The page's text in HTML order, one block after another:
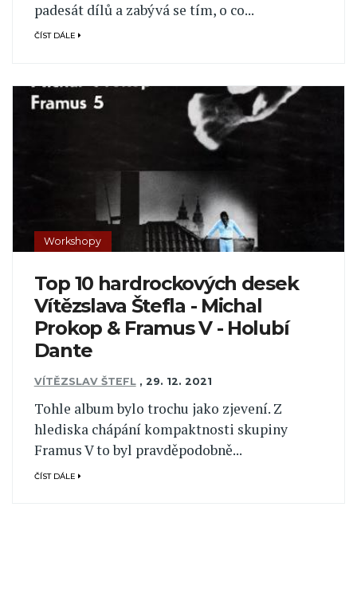
padesát dílů a zabývá se tím, o co...
ČÍST DÁLE
Workshopy
Top 10 hardrockových desek
Vítězslava Štefla - Michal
Prokop & Framus V - Holubí
Dante
VÍTĚZSLAV ŠTEFL , 29. 12. 2021
Tohle album bylo trochu jako zjevení. Z
hlediska chápání kompaktnosti skupiny
Framus V to byl pravděpodobně...
ČÍST DÁLE